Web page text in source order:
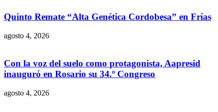
Quinto Remate “Alta Genética Cordobesa” en Frías
agosto 4, 2026
Con la voz del suelo como protagonista, Aapresid
inauguró en Rosario su 34.º Congreso
agosto 4, 2026